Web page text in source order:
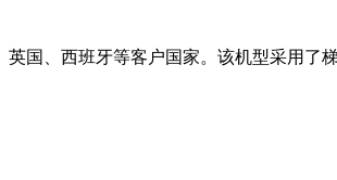
国、西班牙等客户国家。该机型采用